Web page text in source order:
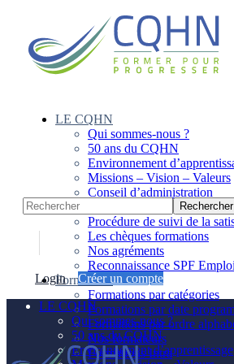
LE CQHN
Qui sommes-nous ?
50 ans du CQHN
Environnement
Missions – Vision – Valeurs
Conseil d’administration
Procédure de suivi de la
Les chèques formations
Nos agréments
Reconnaissance SPF Emploi
Formations
Formations par catégories
Formations par date
Formations par ordre
Nos formateurs
Formations Intra
Login
Créer un compte
LE CQHN
Qui sommes-nous ?
50 ans du CQHN
Environnement d’apprentissage